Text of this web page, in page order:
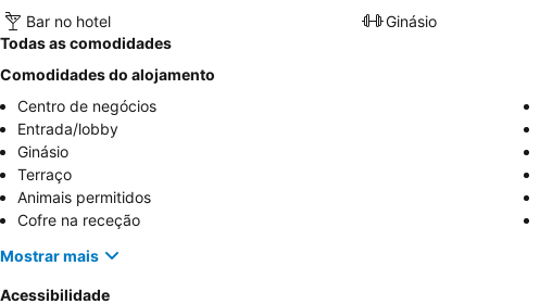
Bar no hotel
Ginásio
Todas as comodidades
Comodidades do alojamento
Centro de negócios
Entrada/lobby
Ginásio
Terraço
Animais permitidos
Cofre na receção
Mostrar mais
Acessibilidade